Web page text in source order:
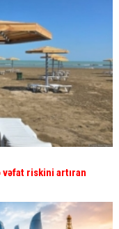
vəfat riskini artıran